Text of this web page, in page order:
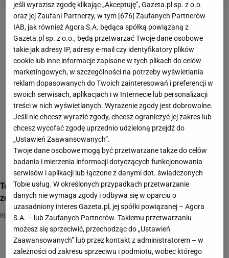
humor
To quiz wiedzy dla prawdziwych śmieszków! Ponuraki nie
zdobędą kompletu
HUMOR NAJNOWSZE QUIZY DZISIAJ DODANE QUIZ
jeśli wyrazisz zgodę klikając „Akceptuję”, Gazeta.pl sp. z o.o.
oraz jej Zaufani Partnerzy, w tym [676] Zaufanych Partnerów
IAB, jak również Agora S.A. będąca spółką powiązaną z
Gazeta.pl sp. z o.o., będą przetwarzać Twoje dane osobowe
takie jak adresy IP, adresy e-mail czy identyfikatory plików
cookie lub inne informacje zapisane w tych plikach do celów
marketingowych, w szczególności na potrzeby wyświetlania
reklam dopasowanych do Twoich zainteresowań i preferencji w
swoich serwisach, aplikacjach i w Internecie lub personalizacji
treści w nich wyświetlanych. Wyrażenie zgody jest dobrowolne.
Jeśli nie chcesz wyrazić zgody, chcesz ograniczyć jej zakres lub
chcesz wycofać zgodę uprzednio udzieloną przejdź do
„Ustawień Zaawansowanych”.
Twoje dane osobowe mogą być przetwarzane także do celów
badania i mierzenia informacji dotyczących funkcjonowania
serwisów i aplikacji lub łączone z danymi dot. świadczonych
Tobie usług. W określonych przypadkach przetwarzanie
danych nie wymaga zgody i odbywa się w oparciu o
uzasadniony interes Gazeta.pl, jej spółki powiązanej – Agora
S.A. – lub Zaufanych Partnerów. Takiemu przetwarzaniu
możesz się sprzeciwić, przechodząc do „Ustawień
Zaawansowanych” lub przez kontakt z administratorem – w
zależności od zakresu sprzeciwu i podmiotu, wobec którego